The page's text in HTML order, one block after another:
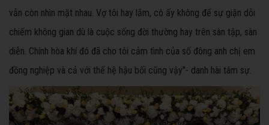
vẫn còn nhìn mặt nhau. Vợ tôi hay lắm, cô ấy không để sự giận dỗi
chiếm không gian dù là cuộc sống đời thường hay trên sàn tập, sàn
diễn. Chính hòa khí đó đã cho tôi cảm tình của số đông anh chị em
đồng nghiệp và cả với thế hệ hậu bối cũng vậy"- danh hài tâm sự.